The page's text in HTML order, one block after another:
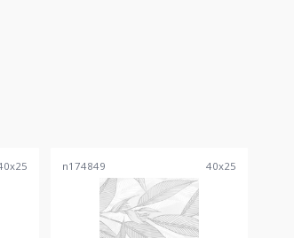
x25 n174849 40x25